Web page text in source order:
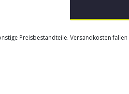
Preisbestandteile. Versandkosten fallen